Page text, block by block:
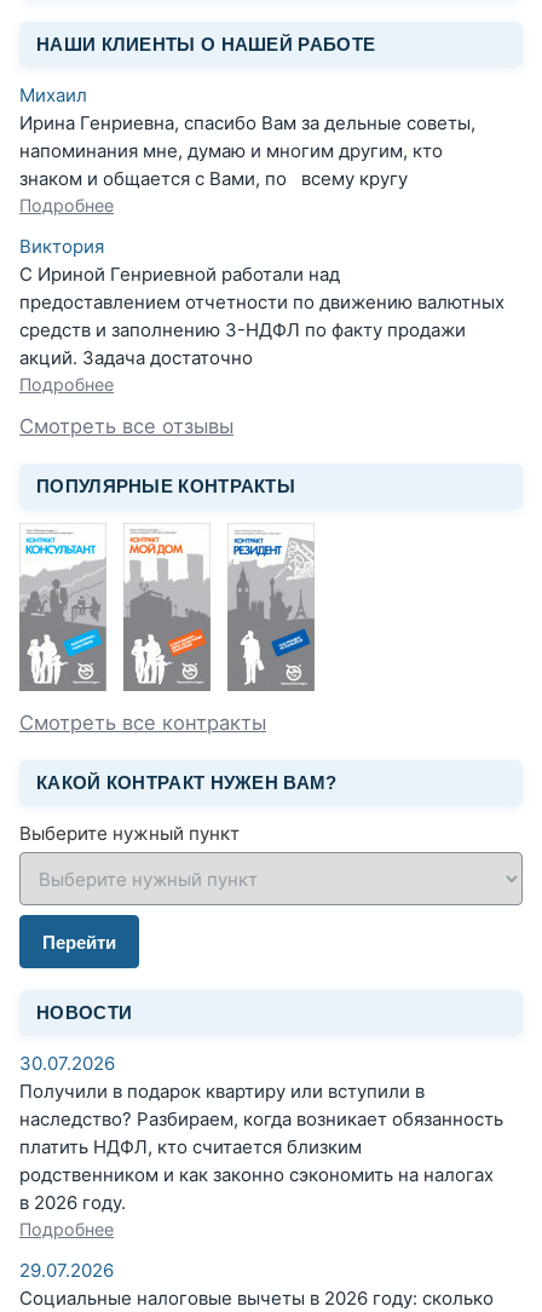
НАШИ КЛИЕНТЫ О НАШЕЙ РАБОТЕ
Михаил
Ирина Генриевна, спасибо Вам за дельные советы,
напоминания мне, думаю и многим другим, кто
знаком и общается с Вами, по всему кругу
Подробнее
Виктория
С Ириной Генриевной работали над
предоставлением отчетности по движению валютных
средств и заполнению 3-НДФЛ по факту продажи
акций. Задача достаточно
Подробнее
Смотреть все отзывы
ПОПУЛЯРНЫЕ КОНТРАКТЫ
Смотреть все контракты
КАКОЙ КОНТРАКТ НУЖЕН ВАМ?
Выберите нужный пункт
Перейти
НОВОСТИ
30.07.2026
Получили в подарок квартиру или вступили в
наследство? Разбираем, когда возникает обязанность
платить НДФЛ, кто считается близким
родственником и как законно сэкономить на налогах
в 2026 году.
Подробнее
29.07.2026
Социальные налоговые вычеты в 2026 году: сколько